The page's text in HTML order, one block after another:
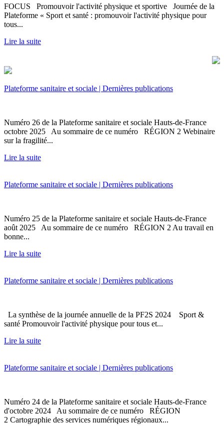
FOCUS Promouvoir l'activité physique et sportive Journée de la
Plateforme « Sport et santé : promouvoir l'activité physique pour
tous...
Lire la suite
Plateforme sanitaire et sociale | Dernières publications
Numéro 26 de la Plateforme sanitaire et sociale Hauts-de-France
octobre 2025 Au sommaire de ce numéro RÉGION 2 Webinaire
sur la fragilité...
Lire la suite
Plateforme sanitaire et sociale | Dernières publications
Numéro 25 de la Plateforme sanitaire et sociale Hauts-de-France
août 2025 Au sommaire de ce numéro RÉGION 2 Au travail en
bonne...
Lire la suite
Plateforme sanitaire et sociale | Dernières publications
La synthèse de la journée annuelle de la PF2S 2024 Sport &
santé Promouvoir l'activité physique pour tous et...
Lire la suite
Plateforme sanitaire et sociale | Dernières publications
Numéro 24 de la Plateforme sanitaire et sociale Hauts-de-France
d'octobre 2024 Au sommaire de ce numéro RÉGION
2 Cartographie des services numériques régionaux...